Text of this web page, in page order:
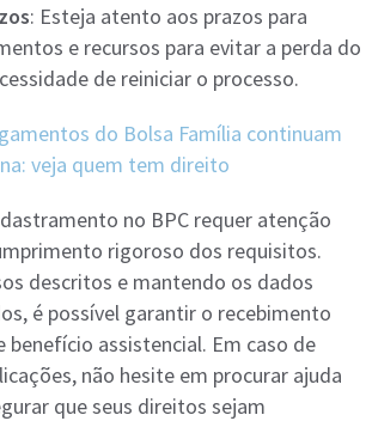
: Esteja atento aos prazos para
e recursos para evitar a perda do
de reiniciar o processo​.
do Bolsa Família continuam
veja quem tem direito
no BPC requer atenção
rigoroso dos requisitos.
descritos e mantendo os dados
é possível garantir o recebimento
assistencial. Em caso de
não hesite em procurar ajuda
que seus direitos sejam